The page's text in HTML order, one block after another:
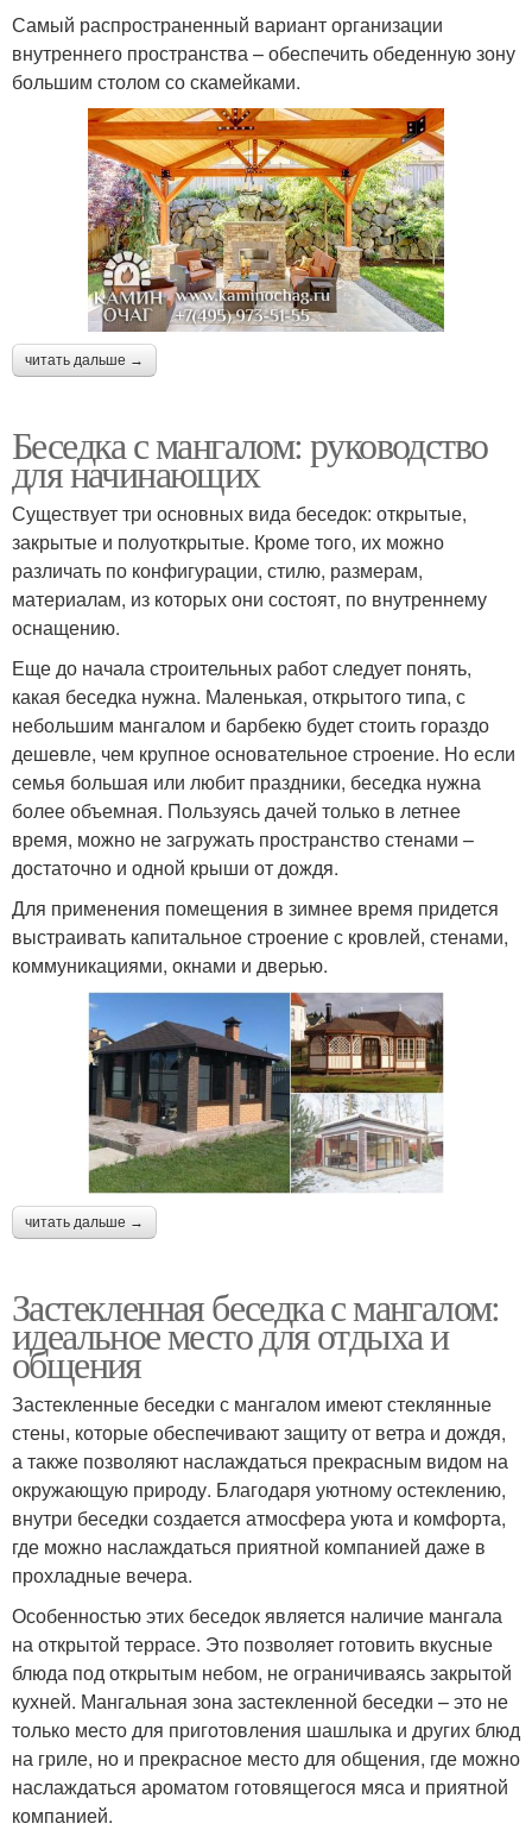
Самый распространенный вариант организации
внутреннего пространства – обеспечить обеденную зону
большим столом со скамейками.
читать дальше →
Беседка с мангалом: руководство
для начинающих
Существует три основных вида беседок: открытые,
закрытые и полуоткрытые. Кроме того, их можно
различать по конфигурации, стилю, размерам,
материалам, из которых они состоят, по внутреннему
оснащению.
Еще до начала строительных работ следует понять,
какая беседка нужна. Маленькая, открытого типа, с
небольшим мангалом и барбекю будет стоить гораздо
дешевле, чем крупное основательное строение. Но если
семья большая или любит праздники, беседка нужна
более объемная. Пользуясь дачей только в летнее
время, можно не загружать пространство стенами –
достаточно и одной крыши от дождя.
Для применения помещения в зимнее время придется
выстраивать капитальное строение с кровлей, стенами,
коммуникациями, окнами и дверью.
читать дальше →
Застекленная беседка с мангалом:
идеальное место для отдыха и
общения
Застекленные беседки с мангалом имеют стеклянные
стены, которые обеспечивают защиту от ветра и дождя,
а также позволяют наслаждаться прекрасным видом на
окружающую природу. Благодаря уютному остеклению,
внутри беседки создается атмосфера уюта и комфорта,
где можно наслаждаться приятной компанией даже в
прохладные вечера.
Особенностью этих беседок является наличие мангала
на открытой террасе. Это позволяет готовить вкусные
блюда под открытым небом, не ограничиваясь закрытой
кухней. Мангальная зона застекленной беседки – это не
только место для приготовления шашлыка и других блюд
на гриле, но и прекрасное место для общения, где можно
наслаждаться ароматом готовящегося мяса и приятной
компанией.